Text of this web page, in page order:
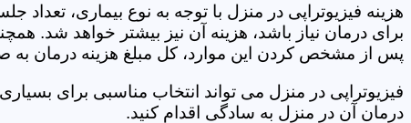
هزینه فیزیوتراپی در منزل با توجه به نوع بیماری،
برای درمان نیاز باشد، هزینه آن نیز بیشتر خواهد شد.
پس از مشخص کردن این موارد، کل مبلغ هزینه درمان
فیزیوتراپی در منزل می تواند انتخاب مناسبی برای
درمان آن در منزل به سادگی اقدام کنید.